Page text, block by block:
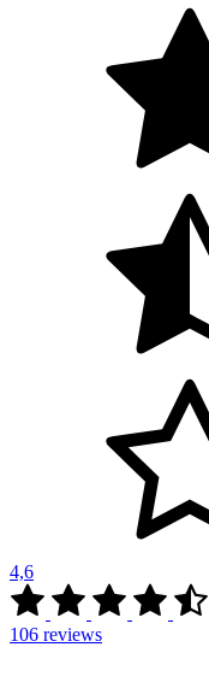
4,6
106 reviews